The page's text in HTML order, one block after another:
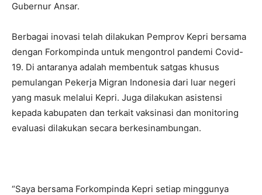
Gubernur Ansar.
Berbagai inovasi telah dilakukan Pemprov Kepri bersama
dengan Forkompinda untuk mengontrol pandemi Covid-
19. Di antaranya adalah membentuk satgas khusus
pemulangan Pekerja Migran Indonesia dari luar negeri
yang masuk melalui Kepri. Juga dilakukan asistensi
kepada kabupaten dan terkait vaksinasi dan monitoring
evaluasi dilakukan secara berkesinambungan.
“Saya bersama Forkompinda Kepri setiap minggunya